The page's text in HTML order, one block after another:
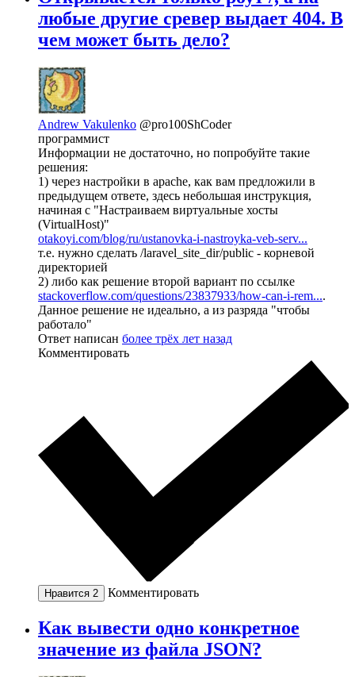
любые другие сревер выдает 404. В
чем может быть дело?
Andrew Vakulenko @pro100ShCoder
программист
Информации не достаточно, но попробуйте такие
решения:
1) через настройки в apache, как вам предложили в
предыдущем ответе, здесь небольшая инструкция,
начиная с "Настраиваем виртуальные хосты
(VirtualHost)"
otakoyi.com/blog/ru/ustanovka-i-nastroyka-veb-serv...
т.е. нужно сделать /laravel_site_dir/public - корневой
директорией
2) либо как решение второй вариант по ссылке
stackoverflow.com/questions/23837933/how-can-i-rem....
Данное решение не идеально, а из разряда "чтобы
работало"
Ответ написан более трёх лет назад
Комментировать
Нравится 2 Комментировать
Как вывести одно конкретное
значение из файла JSON?